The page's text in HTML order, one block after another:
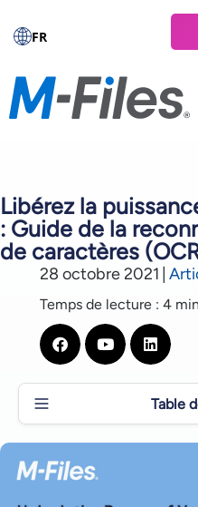
FR
Libérez la
: Guide de la
de caractères
28 octobre 2021
Temps de lecture : 4 min
Table
Élimination de la saisie
Rendre l'information